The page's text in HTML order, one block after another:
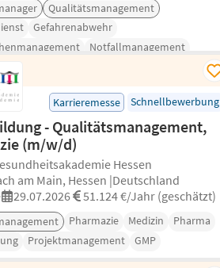
Qualitätsmanagement
Gefahrenabwehr
Notfallmanagement
Karrieremesse Schnellbewerbung
- Qualitätsmanagement,
(m/w/d)
Hessen
am Main, Hessen |Deutschland
29.07.2026 51.124 €/Jahr (geschätzt)
Pharmazie Medizin
Pharma
Projektmanagement GMP